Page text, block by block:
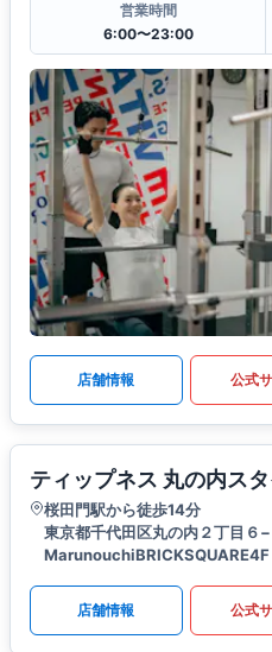
営業時間
6:00〜23:00
店舗情報 公式
ティップネス 丸の内ス
桜田門駅から徒歩14分
東京都千代田区丸の内２丁目６−
MarunouchiBRICKSQUARE4F
店舗情報 公式